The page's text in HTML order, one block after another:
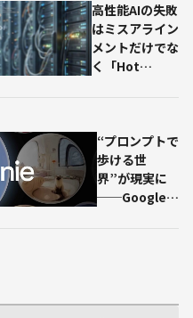
み」「価値
判断の委
任」「行動
の委任」を
Anthropic
らが検証
高性能AIの失敗
はミスアライン
メントだけでな
く「Hot
──Anthropic
が研究成果を公
表
“プロンプトで
歩ける世
界”が現実に
──Google、
提供 Google